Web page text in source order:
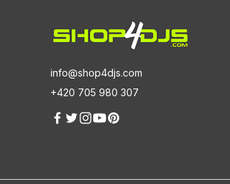
info@shop4djs.com
+420 705 980 307